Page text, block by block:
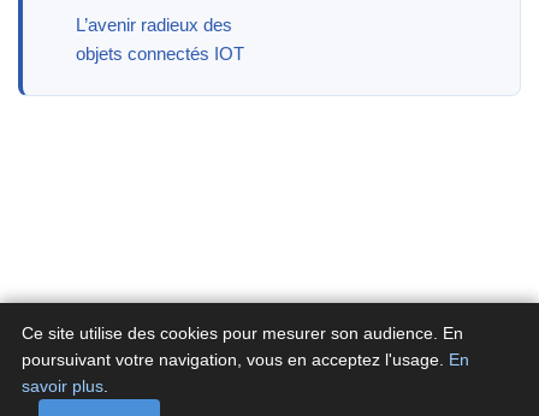
L’avenir radieux des
objets connectés IOT
A propos
Ce site utilise des cookies pour mesurer son audience. En
poursuivant votre navigation, vous en acceptez l'usage. En
savoir plus